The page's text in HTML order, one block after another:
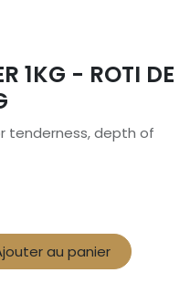
1KG - ROTI DE
tenderness, depth of
au panier